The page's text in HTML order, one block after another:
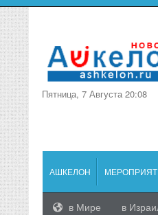
Пятница, 7 Августа 20:08
АШКЕЛОН
в Мире в